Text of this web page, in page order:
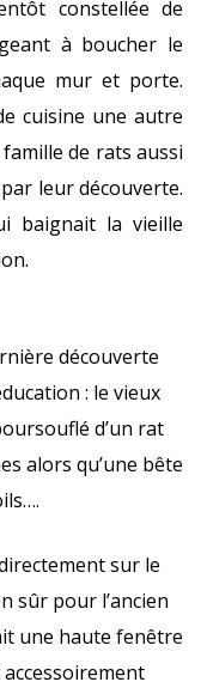
constellée de
à boucher le
mur et porte.
cuisine une autre
de rats aussi
leur découverte.
baignait la vieille
découverte
: le vieux
d’un rat
alors qu’une bête
sur le
sûr pour l’ancien
une haute fenêtre